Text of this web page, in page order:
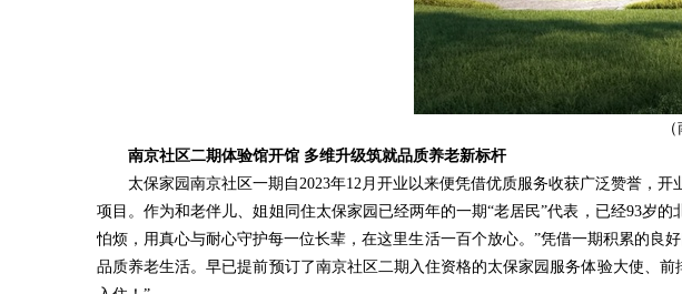
南京社区二期体验馆开馆 多维升级筑就品质养老新标杆
太保家园南京社区一期自2023年12月开业以来便凭借优质服务收获广泛赞誉，
项目。作为和老伴儿、姐姐同住太保家园已经两年的一期“老居民”代表，已经93岁
怕烦，用真心与耐心守护每一位长辈，在这里生活一百个放心。”凭借一期积累的
品质养老生活。早已提前预订了南京社区二期入住资格的太保家园服务体验大使、